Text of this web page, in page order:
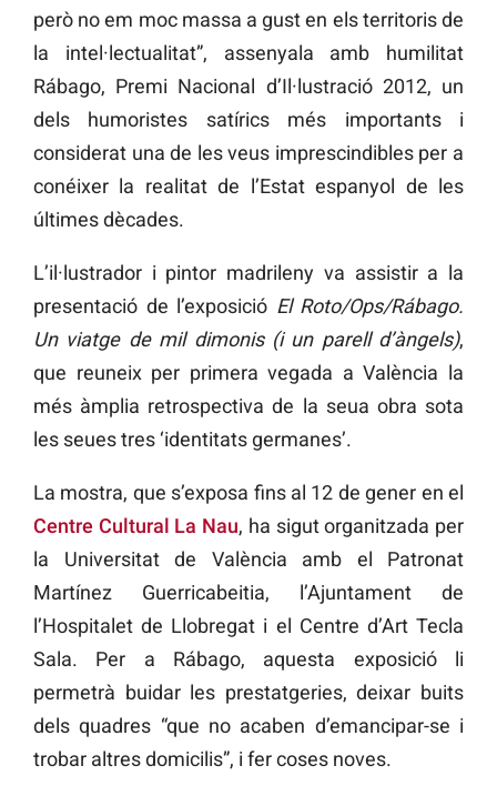
però no em moc massa a gust en els territoris de
la intel·lectualitat”, assenyala amb humilitat
Rábago, Premi Nacional d’Il·lustració 2012, un
dels humoristes satírics més importants i
considerat una de les veus imprescindibles per a
conéixer la realitat de l’Estat espanyol de les
últimes dècades.
L’il·lustrador i pintor madrileny va assistir a la
presentació de l’exposició El Roto/Ops/Rábago.
Un viatge de mil dimonis (i un parell d’àngels),
que reuneix per primera vegada a València la
més àmplia retrospectiva de la seua obra sota
les seues tres ‘identitats germanes’.
La mostra, que s’exposa fins al 12 de gener en el
Centre Cultural La Nau, ha sigut organitzada per
la Universitat de València amb el Patronat
Martínez Guerricabeitia, l’Ajuntament de
l’Hospitalet de Llobregat i el Centre d’Art Tecla
Sala. Per a Rábago, aquesta exposició li
permetrà buidar les prestatgeries, deixar buits
dels quadres “que no acaben d’emancipar-se i
trobar altres domicilis”, i fer coses noves.